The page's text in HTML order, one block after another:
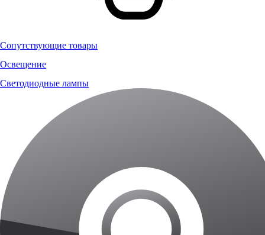
Сопутствующие товары
Освещение
Светодиодные лампы